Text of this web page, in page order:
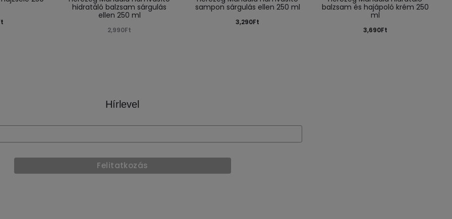
hidratáló balzsam sárgulás
ellen 250 ml
2,990Ft
sampon sárgulás ellen 250 ml
3,290Ft
balzsam és hajápoló krém 250
ml
3,690Ft
Hírlevel